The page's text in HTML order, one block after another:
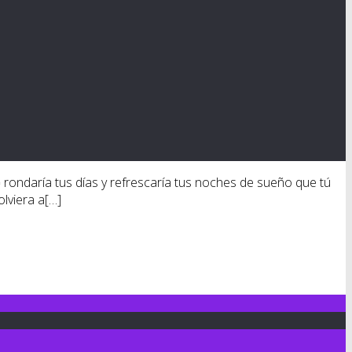
tus días y refrescaría tus noches de sueño que tú
a[…]